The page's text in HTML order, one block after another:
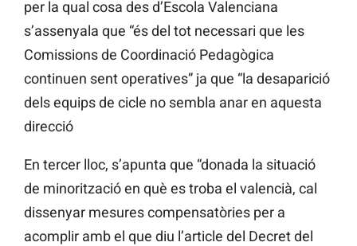
per la qual cosa des d’Escola Valenciana
s’assenyala que “és del tot necessari que les
Comissions de Coordinació Pedagògica
continuen sent operatives” ja que “la desaparició
dels equips de cicle no sembla anar en aquesta
direcció
En tercer lloc, s’apunta que “donada la situació
de minorització en què es troba el valencià, cal
dissenyar mesures compensatòries per a
acomplir amb el que diu l’article del Decret del